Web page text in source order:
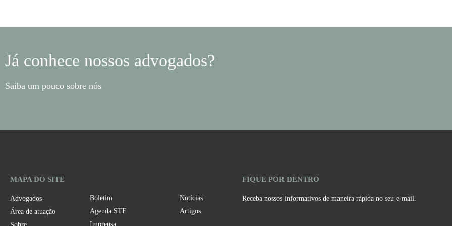
Já conhece nossos advogados?
Saiba um pouco sobre nós
MAPA DO SITE
Advogados
Área de atuação
Boletim
Agenda STF
Imprensa
Notícias
Artigos
FIQUE POR DENTRO
Receba nossos informativos de maneira rápida no seu e-mail.